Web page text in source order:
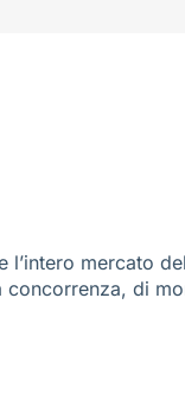
mercato
di